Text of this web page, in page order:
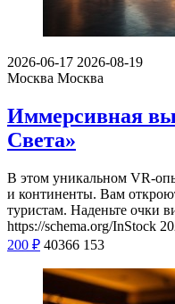
2026-06-17 2026-08-19
Москва Москва
Иммерсивная
Света»
В этом уникальном VR-
и континенты. Вам
туристам. Наденьте очки
https://schema.org/InStock
200 ₽ 40366 153